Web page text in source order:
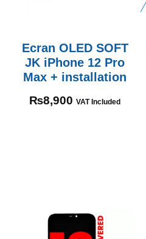
Ecran OLED SOFT
JK iPhone 12 Pro
Max + installation
₨8,900 VAT Included